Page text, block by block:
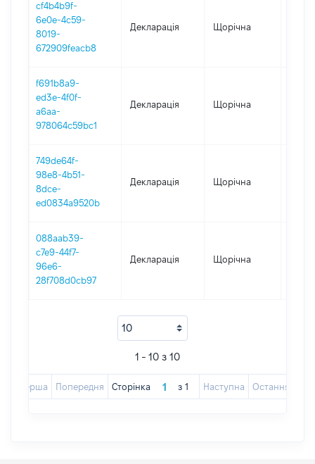
cf4b4b9f-
6e0e-4c59-
8019-
672909feacb8
Декларація Щорічна
f691b8a9-
ed3e-4f0f-
a6aa-
978064c59bc1
Декларація Щорічна
749de64f-
98e8-4b51-
8dce-
ed0834a9520b
Декларація Щорічна
088aab39-
c7e9-44f7-
96e6-
28f708d0cb97
Декларація Щорічна
1 - 10 з 10
Перша Попередня Сторінка з 1 Наступна Остання